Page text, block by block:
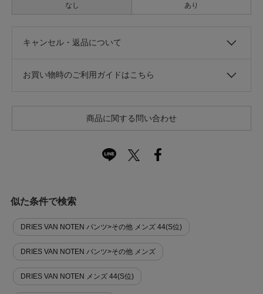
なし あり
キャンセル・返品について
お買い物時のご利用ガイドはこちら
商品に関する問い合わせ
似た条件で検索
DRIES VAN NOTEN パンツ>その他 メンズ 44(S位)
DRIES VAN NOTEN パンツ>その他 メンズ
DRIES VAN NOTEN メンズ 44(S位)